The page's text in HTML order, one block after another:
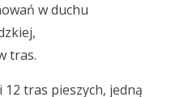
w duchu
tras.
tras pieszych, jedną